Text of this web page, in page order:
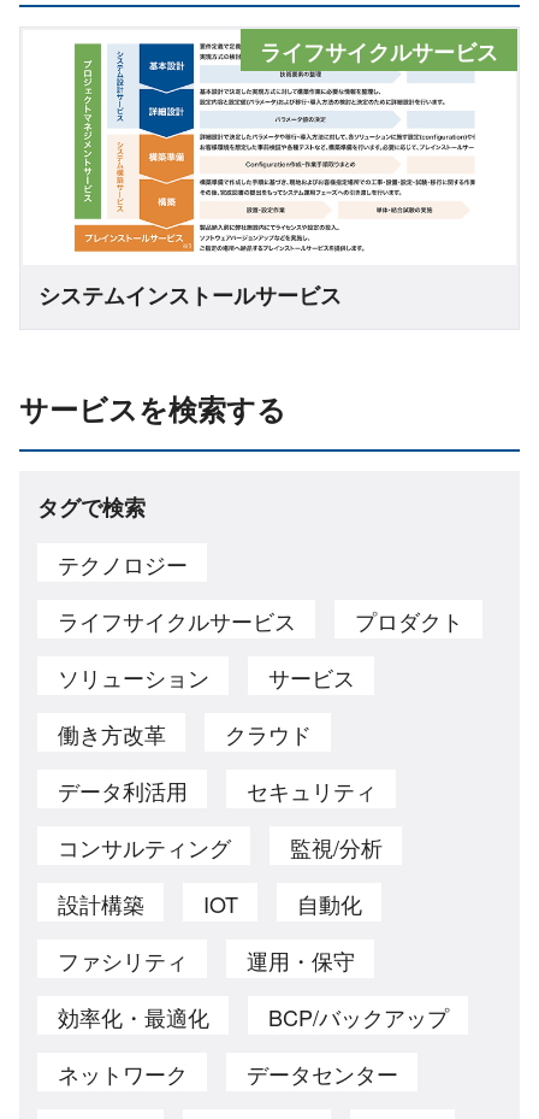
ライフサイクルサービス
システムインストールサービス
サービスを検索する
タグで検索
テクノロジー
ライフサイクルサービス
プロダクト
ソリューション
サービス
働き方改革
クラウド
データ利活用
セキュリティ
コンサルティング
監視/分析
設計構築
IOT
自動化
ファシリティ
運用・保守
効率化・最適化
BCP/バックアップ
ネットワーク
データセンター